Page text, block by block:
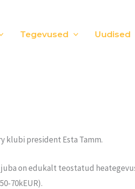
Tegevused Uudised
klubi president Esta Tamm.
on edukalt teostatud
70kEUR).